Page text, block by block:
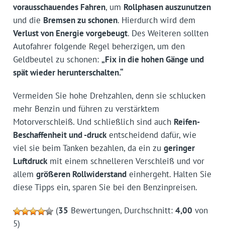
vorausschauendes Fahren, um Rollphasen auszunutzen
und die Bremsen zu schonen. Hierdurch wird dem
Verlust von Energie vorgebeugt. Des Weiteren sollten
Autofahrer folgende Regel beherzigen, um den
Geldbeutel zu schonen: „Fix in die hohen Gänge und
spät wieder herunterschalten.“
Vermeiden Sie hohe Drehzahlen, denn sie schlucken
mehr Benzin und führen zu verstärktem
Motorverschleiß. Und schließlich sind auch Reifen-
Beschaffenheit und -druckentscheidend dafür, wie
viel sie beim Tanken bezahlen, da ein zu geringer
Luftdruckmit einem schnelleren Verschleiß und vor
allem größeren Rollwiderstandeinhergeht. Halten Sie
diese Tipps ein, sparen Sie bei den Benzinpreisen.
(35 Bewertungen, Durchschnitt: 4,00 von
5)